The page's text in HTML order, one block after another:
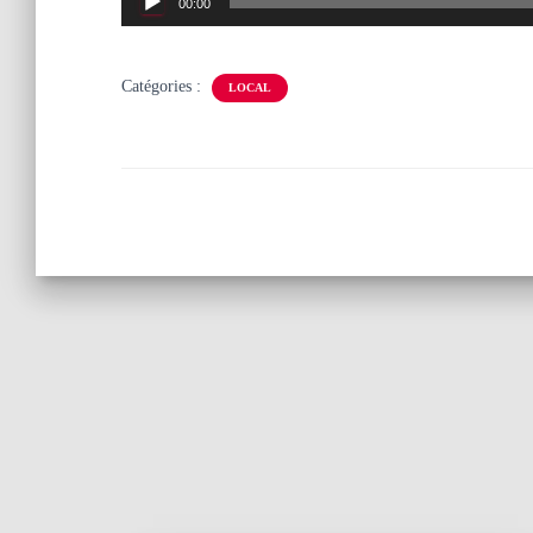
audio
00:00
Catégories : LOCAL